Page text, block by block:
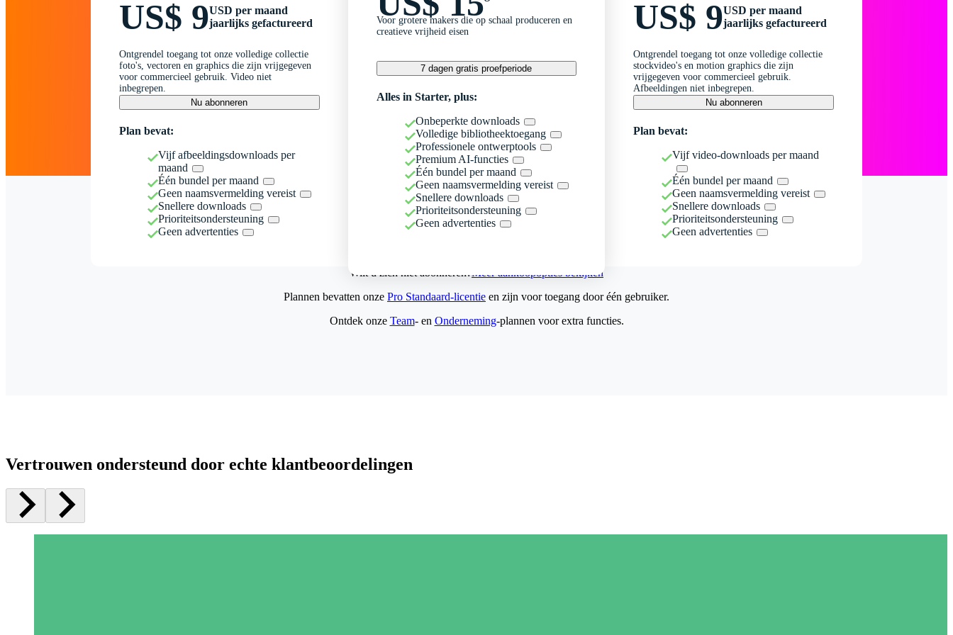
US$ 9USD per maand
jaarlijks gefactureerd
Ontgrendel toegang tot onze volledige collectie
foto's, vectoren en graphics die zijn vrijgegeven
voor commercieel gebruik. Video niet
inbegrepen.
Nu abonneren
Plan bevat:
Vijf afbeeldingsdownloads per
maand
Één bundel per maand
Geen naamsvermelding vereist
Snellere downloads
Prioriteitsondersteuning
Geen advertenties
Voor grotere makers die op schaal produceren en
creatieve vrijheid eisen
7 dagen gratis proefperiode
Alles in Starter, plus:
Onbeperkte downloads
Volledige bibliotheektoegang
Professionele ontwerptools
Premium AI-functies
Één bundel per maand
Geen naamsvermelding vereist
Snellere downloads
Prioriteitsondersteuning
Geen advertenties
US$ 9USD per maand
jaarlijks gefactureerd
Ontgrendel toegang tot onze volledige collectie
stockvideo's en motion graphics die zijn
vrijgegeven voor commercieel gebruik.
Afbeeldingen niet inbegrepen.
Nu abonneren
Plan bevat:
Vijf video-downloads per maand
Één bundel per maand
Geen naamsvermelding vereist
Snellere downloads
Prioriteitsondersteuning
Geen advertenties
Wilt u zich niet abonneren?Meer aankoopopties bekijken
Plannen bevatten onze Pro Standaard-licentie en zijn voor toegang door één gebruiker.
Ontdek onze Team- en Onderneming-plannen voor extra functies.
Vertrouwen ondersteund door echte klantbeoordelingen